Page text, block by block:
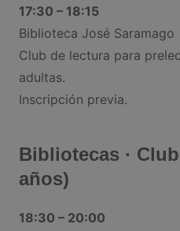
17:30 – 18:15
Biblioteca José Saramago
Club de lectura para
adultas.
Inscripción previa.
Bibliotecas ·
años)
18:30 – 20:00